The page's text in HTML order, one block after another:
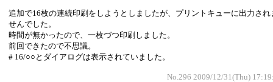
追加で16枚の連続印刷をしようとしましたが、プリントキューに出力され
せんでした。
時間が無かったので、一枚づつ印刷しました。
前回できたので不思議。
# 16/○○とダイアログは表示されていました。
No.296 2009/12/31(Thu)